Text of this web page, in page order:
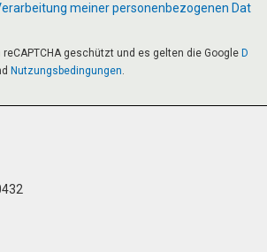
meiner personenbezogenen Dat
geschützt und es gelten die Google D
Nutzungsbedingungen.